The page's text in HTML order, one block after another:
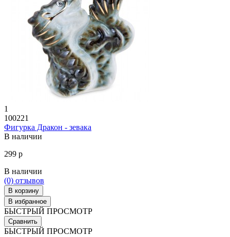
1
100221
Фигурка Дракон - зевака
В наличии
299 р
В наличии
(0) отзывов
В корзину
В избранное
БЫСТРЫЙ ПРОСМОТР
Сравнить
БЫСТРЫЙ ПРОСМОТР